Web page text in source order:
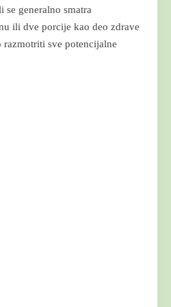
se generalno smatra
ili dve porcije kao deo zdrave
razmotriti sve potencijalne